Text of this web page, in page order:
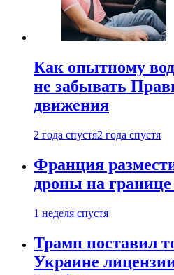
Как опытному
не забывать
движения
2 года спустя2 года спустя
Франция
дроны на
1 неделя спустя
Трамп поставил
Украине